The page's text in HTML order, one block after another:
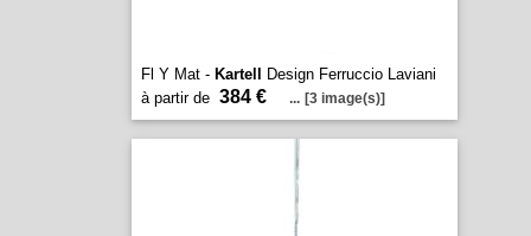
Fl Y Mat - Kartell
Design Ferruccio Laviani
à partir de 384 € ... [3 image(s)]